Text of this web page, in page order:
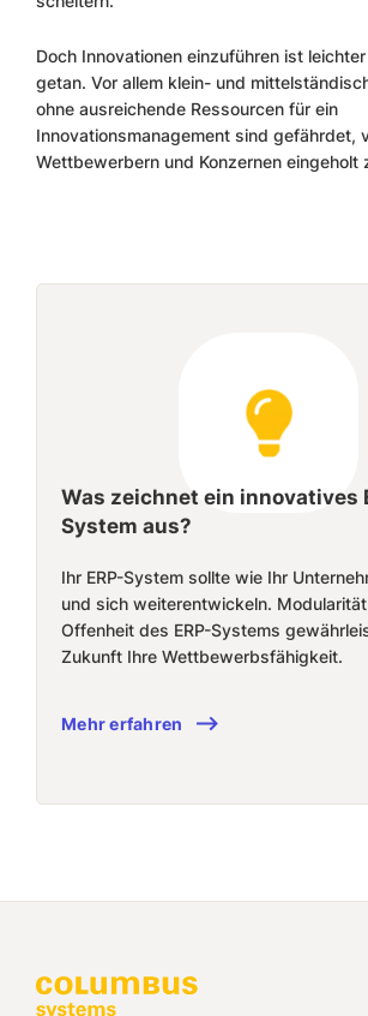
Doch Innovationen einzuführen ist
getan. Vor allem klein- und
ohne ausreichende Ressourcen für ein
Innovationsmanagement sind gefährdet,
Wettbewerbern und Konzernen eingeholt
Was zeichnet ein innovatives
System aus?
Ihr ERP-System sollte wie Ihr
und sich weiterentwickeln.
Offenheit des ERP-Systems
Zukunft Ihre Wettbewerbsfähigkeit.
Mehr erfahren